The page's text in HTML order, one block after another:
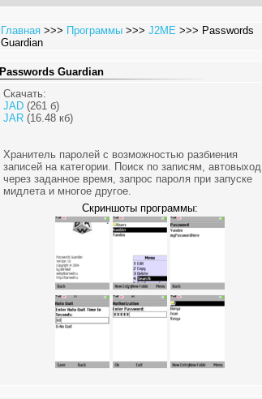
Главная >>> Программы >>> J2ME >>> Passwords
Guardian
Passwords Guardian
Скачать:
JAD (261 б)
JAR (16.48 кб)
Хранитель паролей с возможностью разбиения
записей на категории. Поиск по записям, автовыход
через заданное время, запрос пароля при запуске
мидлета и многое другое.
Скриншоты программы: